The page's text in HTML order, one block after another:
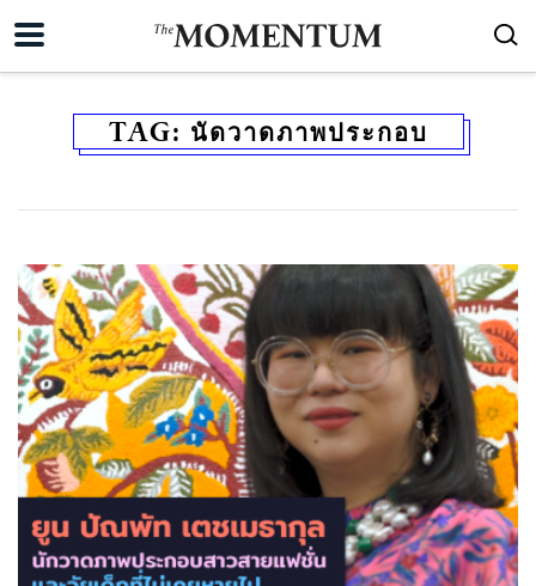
TAG: นัดวาดภาพประกอบ